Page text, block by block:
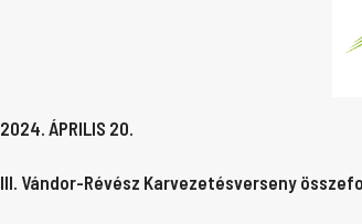
2024. ÁPRILIS 20.
III. Vándor-Révész Karvezetésverseny